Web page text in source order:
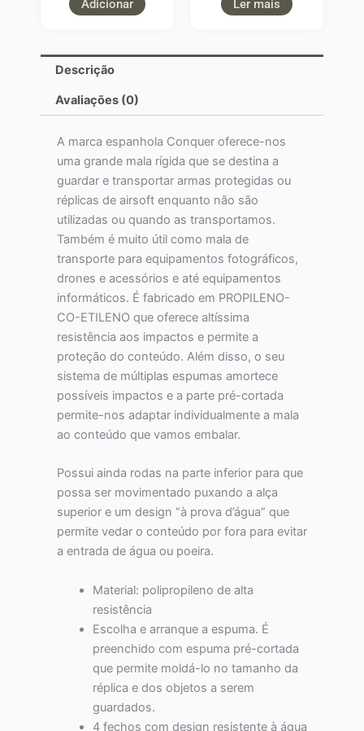
Adicionar Ler mais
Descrição
Avaliações (0)
A marca espanhola Conquer oferece-nos
uma grande mala rígida que se destina a
guardar e transportar armas protegidas ou
réplicas de airsoft enquanto não são
utilizadas ou quando as transportamos.
Também é muito útil como mala de
transporte para equipamentos fotográficos,
drones e acessórios e até equipamentos
informáticos. É fabricado em PROPILENO-
CO-ETILENO que oferece altíssima
resistência aos impactos e permite a
proteção do conteúdo. Além disso, o seu
sistema de múltiplas espumas amortece
possíveis impactos e a parte pré-cortada
permite-nos adaptar individualmente a mala
ao conteúdo que vamos embalar.
Possui ainda rodas na parte inferior para que
possa ser movimentado puxando a alça
superior e um design “à prova d’água” que
permite vedar o conteúdo por fora para evitar
a entrada de água ou poeira.
Material: polipropileno de alta
resistência
Escolha e arranque a espuma. É
preenchido com espuma pré-cortada
que permite moldá-lo no tamanho da
réplica e dos objetos a serem
guardados.
4 fechos com design resistente à água